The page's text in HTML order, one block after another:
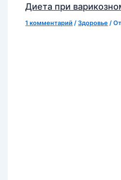
Диета при
1 комментарий /Здоровье / От